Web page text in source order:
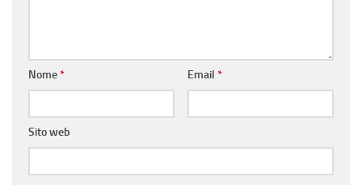
Nome* Email *
Sito web